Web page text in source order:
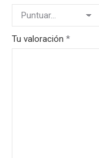
Tu valoración *